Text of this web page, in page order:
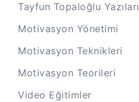
Tayfun Topaloğlu Yazıları
Motivasyon Yönetimi
Motivasyon Teknikleri
Motivasyon Teorileri
Video Eğitimler